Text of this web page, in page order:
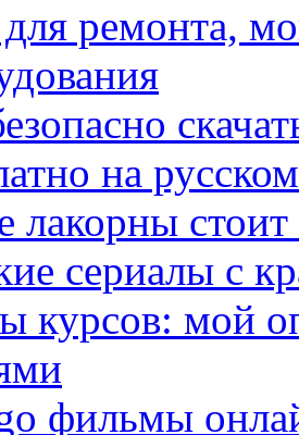
ремонта,
на
лакорны
сериалы с
курсов: мой
фильмы